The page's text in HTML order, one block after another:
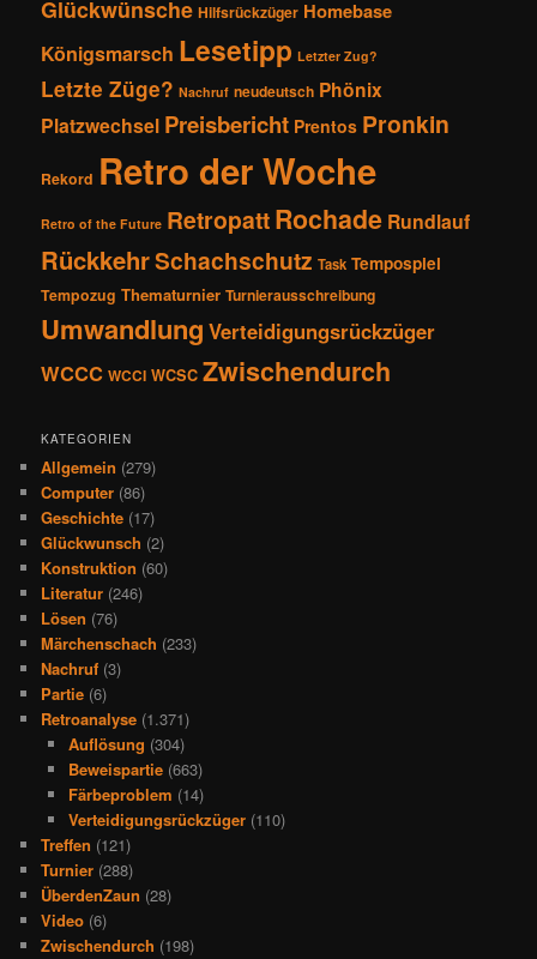
Glückwünsche Hilfsrückzüger Homebase
Königsmarsch Lesetipp Letzter Zug?
Letzte Züge? Nachruf neudeutsch Phönix
Platzwechsel Preisbericht Prentos Pronkin
Rekord Retro der Woche
Retro of the Future RetropattRochade Rundlauf
RückkehrSchachschutz Task Tempospiel
Tempozug Thematurnier Turnierausschreibung
Umwandlung Verteidigungsrückzüger
WCCC WCCI WCSC Zwischendurch
KATEGORIEN
Allgemein (279)
Computer (86)
Geschichte (17)
Glückwunsch (2)
Konstruktion (60)
Literatur (246)
Lösen (76)
Märchenschach (233)
Nachruf (3)
Partie (6)
Retroanalyse (1.371)
Auflösung (304)
Beweispartie(663)
Färbeproblem (14)
Verteidigungsrückzüger(110)
Treffen (121)
Turnier (288)
ÜberdenZaun (28)
Video (6)
Zwischendurch (198)